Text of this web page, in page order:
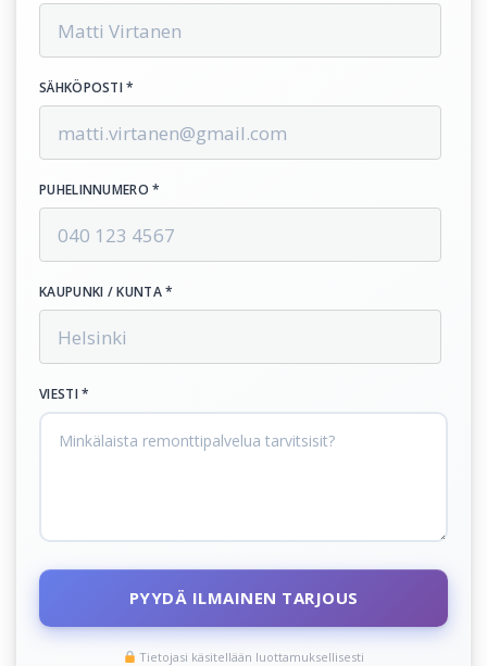
SÄHKÖPOSTI *
PUHELINNUMERO *
KAUPUNKI / KUNTA *
VIESTI *
PYYDÄ ILMAINEN TARJOUS
Tietojasi käsitellään luottamuksellisesti